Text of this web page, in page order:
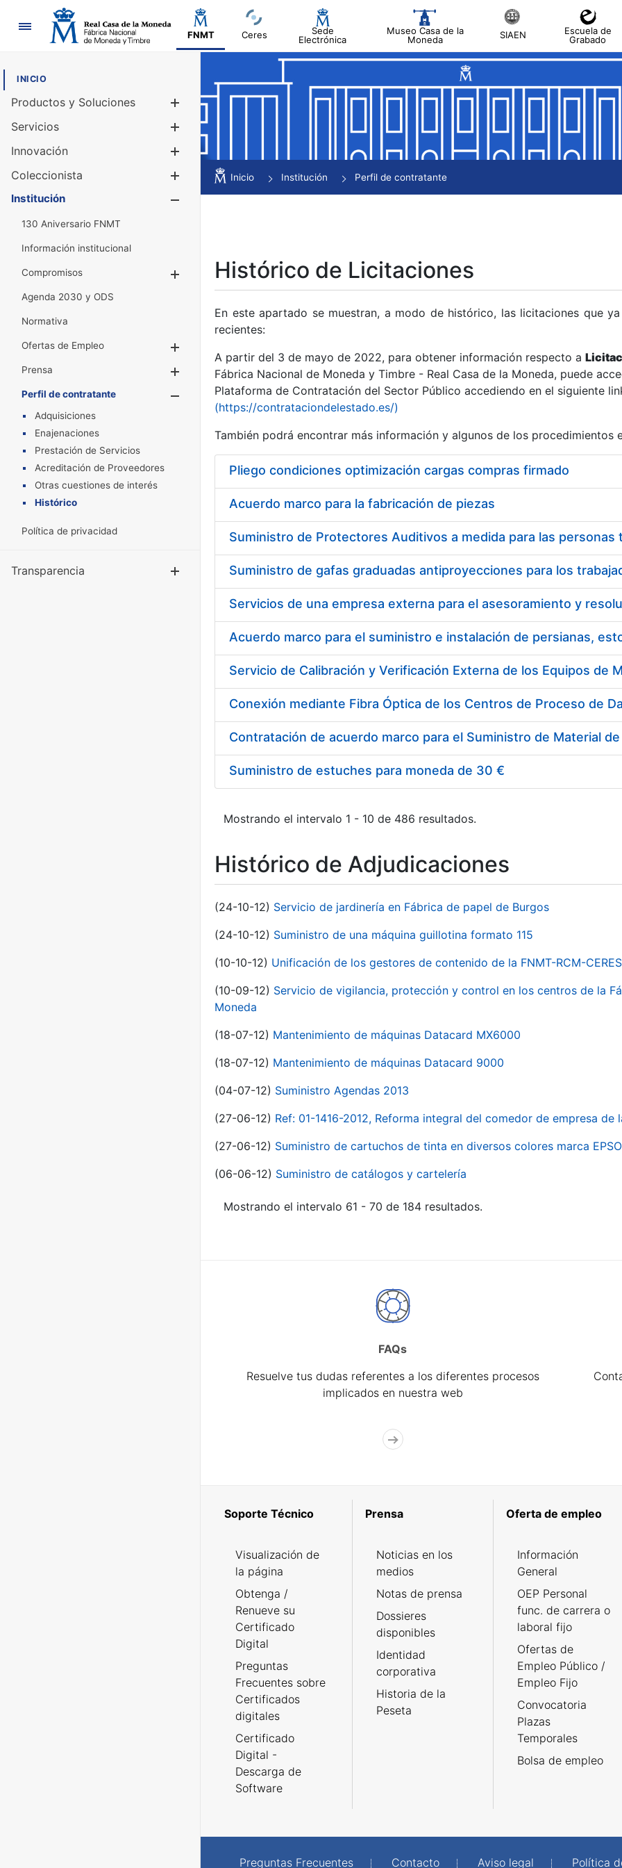
Navegación
FNMT Ceres
Sede
Electrónica
Museo Casa de la
Moneda
SIAEN
Escuela de
Grabado
INICIO
Productos y Soluciones
Mostrar/Ocultar
Servicios
Innovación
Coleccionista
Mostrar/Ocultar
Institución
130 Aniversario FNMT
Información institucional
Compromisos
Mostrar/Ocultar
Agenda 2030 y ODS
Normativa
Ofertas de Empleo
Prensa
Mostrar/Ocultar
Perfil de contratante
Mostrar/Ocultar
Adquisiciones
Enajenaciones
Prestación de Servicios
Acreditación de Proveedores
Otras cuestiones de interés
Histórico
Política de privacidad
Transparencia Mostrar/Ocultar
Inicio Institución Perfil de contratante
Histórico de Licitaciones
En este apartado se muestran, a modo de histórico, las licitaciones que
recientes:
A partir del 3 de mayo de 2022, para obtener información respecto a
Fábrica Nacional de Moneda y Timbre - Real Casa de la Moneda, puede
Plataforma de Contratación del Sector Público accediendo en el siguiente
(https://contrataciondelestado.es/)
También podrá encontrar más información y algunos de los procedimientos
Pliego condiciones optimización cargas compras firmado
Acuerdo marco para la fabricación de piezas
Acuerdo marco para el suministro e instalación de persianas,
Suministro de estuches para moneda de 30 €
Mostrando el intervalo 1 - 10 de 486 resultados.
Histórico de Adjudicaciones
(24-10-12) Servicio de jardinería en Fábrica de papel de Burgos
(24-10-12) Suministro de una máquina guillotina formato 115
(10-10-12) Unificación de los gestores de contenido de la FNMT-RCM-CERES
(10-09-12) Servicio de vigilancia, protección y control en los centros de la
Moneda
(18-07-12) Mantenimiento de máquinas Datacard MX6000
(18-07-12) Mantenimiento de máquinas Datacard 9000
(04-07-12) Suministro Agendas 2013
(27-06-12) Ref: 01-1416-2012, Reforma integral del comedor de empresa de
(27-06-12) Suministro de cartuchos de tinta en diversos colores marca
(06-06-12) Suministro de catálogos y cartelería
Mostrando el intervalo 61 - 70 de 184 resultados.
FAQs
Resuelve tus dudas referentes a los diferentes procesos
implicados en nuestra web
Soporte Técnico
Visualización de
la página
Obtenga /
Renueve su
Certificado
Digital
Preguntas
Frecuentes sobre
Certificados
digitales
Certificado
Digital -
Descarga de
Software
Prensa
Noticias en los
medios
Notas de prensa
Dossieres
disponibles
Identidad
corporativa
Historia de la
Peseta
Oferta de empleo
Información
General
OEP Personal
func. de carrera o
laboral fijo
Ofertas de
Empleo Público /
Empleo Fijo
Convocatoria
Plazas
Temporales
Bolsa de empleo
Preguntas Frecuentes Contacto Aviso legal Política